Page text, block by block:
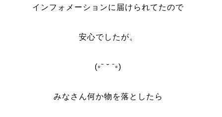
インフォメーションに届けられてたので
安心でしたが。
(◦ˉ ˘ ˉ◦)
みなさん何か物を落としたら